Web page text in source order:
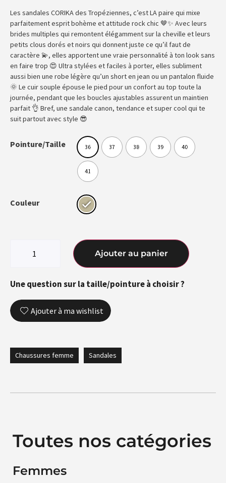
Les sandales CORIKA des Tropéziennes, c’est LA paire qui mixe
parfaitement esprit bohème et attitude rock chic 🤎✨ Avec leurs
brides multiples qui remontent élégamment sur la cheville et leurs
petits clous dorés et noirs qui donnent juste ce qu’il faut de
caractère 💫, elles apportent une vraie personnalité à ton look sans
en faire trop 😍 Ultra stylées et faciles à porter, elles subliment
aussi bien une robe légère qu’un short en jean ou un pantalon fluide
🌞 Le cuir souple épouse le pied pour un confort au top toute la
journée, pendant que les boucles ajustables assurent un maintien
parfait 👌 Bref, une sandale canon, tendance et super cool qui te
suit partout avec style 😎
Pointure/Taille 36 37 38 39 40
41
Couleur
Ajouter au panier
Une question sur la taille/pointure à choisir ?
Ajouter à ma wishlist
Chaussures femme Sandales
Toutes nos catégories
Femmes